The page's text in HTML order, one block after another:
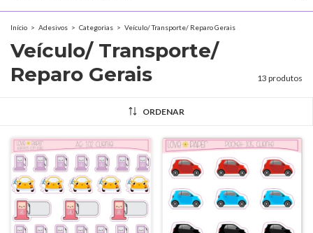
Início > Adesivos > Categorias > Veículo/ Transporte/ Reparo Gerais
Veículo/ Transporte/
Reparo Gerais
13 produtos
ORDENAR